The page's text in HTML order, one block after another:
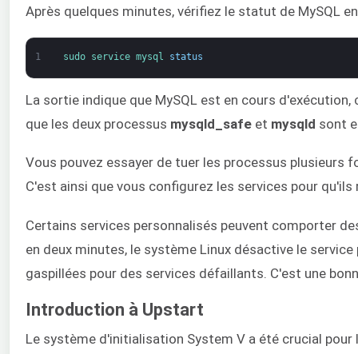
Après quelques minutes, vérifiez le statut de MySQL
1 sudo service mysql status
La sortie indique que MySQL est en cours
que les deux processus mysqld_safe et mysqld sont
Vous pouvez essayer de tuer les processus plusieurs
C'est ainsi que vous configurez les services pour
Certains services personnalisés peuvent comporter
en deux minutes, le système Linux désactive le
gaspillées pour des services défaillants. C'est une
Introduction à Upstart
Le système d'initialisation System V a été crucial